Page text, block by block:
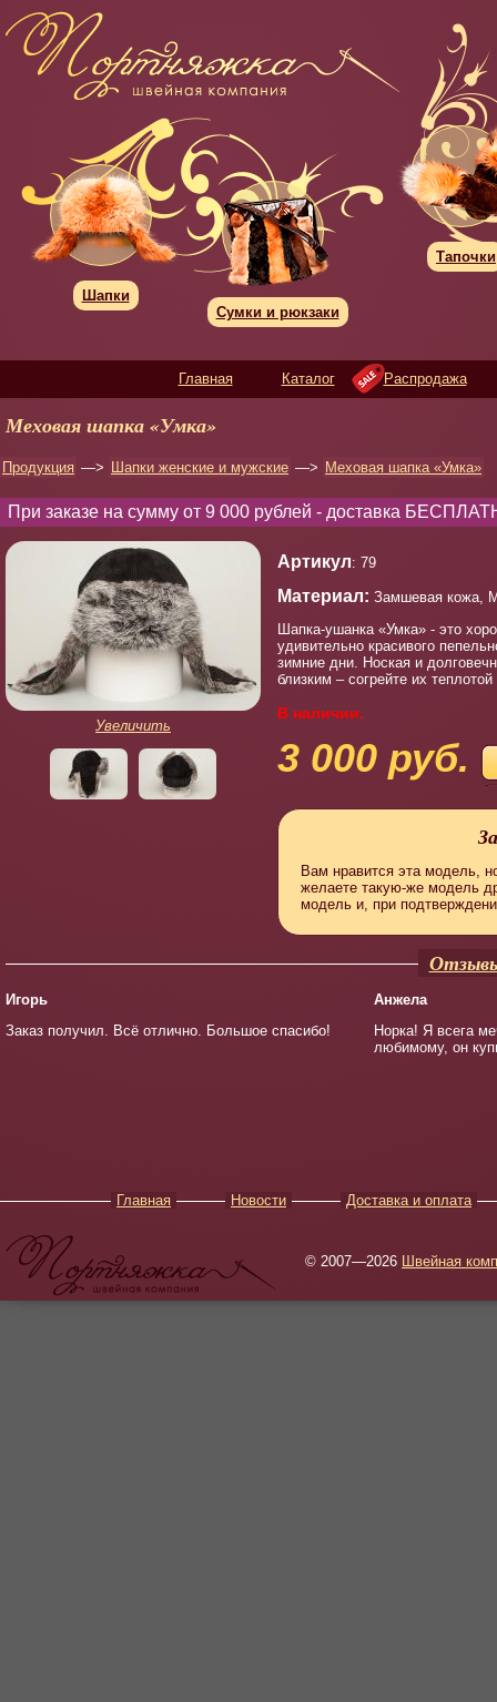
Шапки
Сумки и рюкзаки
Тапочки
Главная Каталог Распродажа
Меховая шапка «Умка»
Продукция —> Шапки женские и мужские —> Меховая шапка «Умка»
При заказе на сумму от 9 000 рублей - доставка
Увеличить
Артикул: 79
Материал: Замшевая кожа,
Шапка-ушанка «Умка» - это
удивительно красивого
зимние дни. Ноская и
близким – согрейте их
В наличии.
3 000 руб.
Вам нравится эта модель,
желаете такую-же модель
модель и, при
Игорь
Заказ получил. Всё отлично. Большое спасибо!
Анжела
Норка! Я всега
любимому, он
Главная Новости Доставка и оплата
© 2007—2026 Швейная